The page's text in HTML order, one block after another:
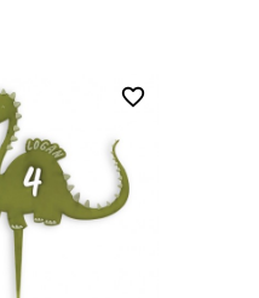
favorite_border